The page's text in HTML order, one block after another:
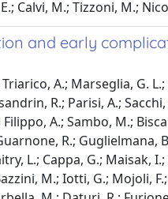
Calvi, M.; Tizzoni, M.;
and early
A.; Marseglia,
R.; Parisi, A.;
A.; Sambo, M.;
R.;
L.; Cappa, G.; Maisak,
M.; Iotti, G.;